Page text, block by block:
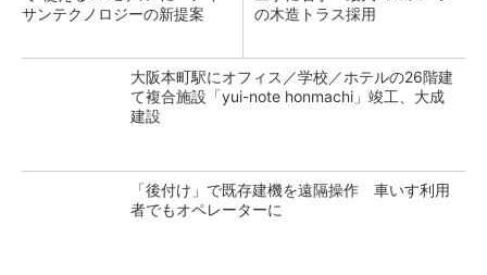
サンテクノロジーの新提案
の木造トラス採用
大阪本町駅にオフィス／学校／ホテルの26階建
て複合施設「yui-note honmachi」竣工、大成
建設
「後付け」で既存建機を遠隔操作 車いす利用
者でもオペレーターに